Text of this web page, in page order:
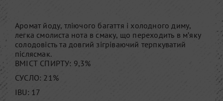
Аромат йоду, тліючого багаття і холодного диму,
легка смолиста нота в смаку, що переходить в м’яку
солодовість та довгий зігріваючий терпкуватий
післясмак.
ВМІСТ СПИРТУ: 9,3%
СУСЛО: 21%
IBU: 17